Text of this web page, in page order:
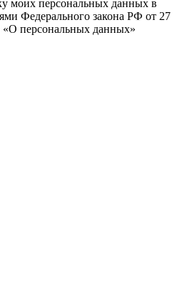
моих персональных данных в
Федерального закона РФ от 27
персональных данных»